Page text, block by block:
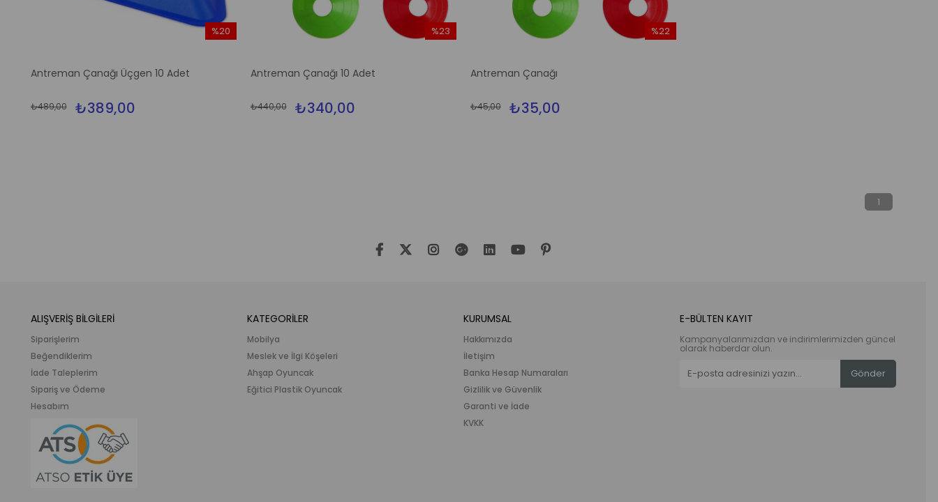
Antreman Çanağı Üçgen 10 Adet
₺389,00
₺489,00
%20
Antreman Çanağı 10 Adet
₺340,00
₺440,00
%23
Antreman Çanağı
₺35,00
₺45,00
%22
1
ALIŞVERİŞ BİLGİLERİ
Siparişlerim
Beğendiklerim
İade Taleplerim
Sipariş ve Ödeme
Hesabım
KATEGORİLER
Mobilya
Meslek ve İlgi Köşeleri
Ahşap Oyuncak
Eğitici Plastik Oyuncak
KURUMSAL
Hakkımızda
İletişim
Banka Hesap Numaraları
Gizlilik ve Güvenlik
Garanti ve İade
KVKK
E-BÜLTEN KAYIT
Kampanyalarımızdan ve indirimlerimizden güncel
olarak haberdar olun.
Gönder